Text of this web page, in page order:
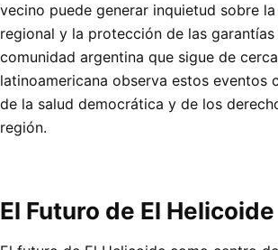
vecino puede generar inquietud sobre
regional y la protección de las garantías
comunidad argentina que sigue de
latinoamericana observa estos eventos
de la salud democrática y de los
región.
El Futuro de El Helicoide